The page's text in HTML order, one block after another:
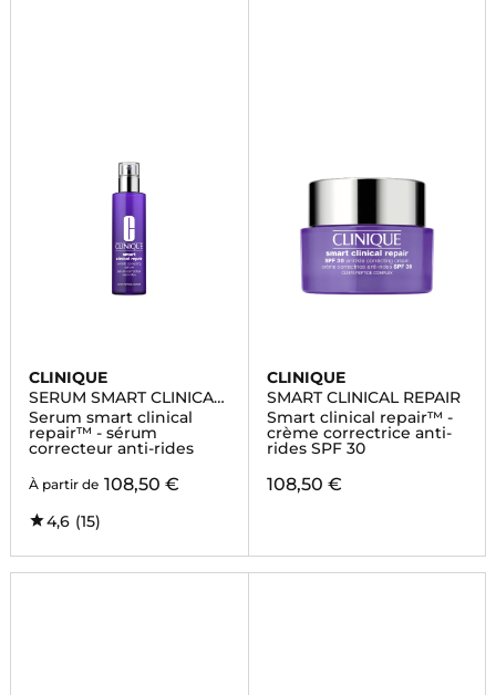
CLINIQUE
SERUM SMART CLINICAL
REPAIR
Serum smart clinical
repair™ - sérum
correcteur anti-rides
À partir de 108,50 €
4,6 (15)
CLINIQUE
SMART CLINICAL REPAIR
Smart clinical repair™ -
crème correctrice anti-
rides SPF 30
108,50 €